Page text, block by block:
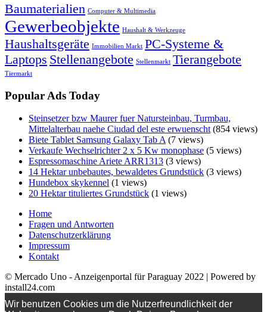
Baumaterialien Computer & Multimedia
Gewerbeobjekte Haushalt & Werkzeuge
Haushaltsgeräte Immobilien Markt PC-Systeme &
Laptops Stellenangebote Stellenmarkt Tierangebote
Tiermarkt
Popular Ads Today
Steinsetzer bzw Maurer fuer Natursteinbau, Turmbau,
Mittelalterbau naehe Ciudad del este erwuenscht (854 views)
Biete Tablet Samsung Galaxy Tab A (7 views)
Verkaufe Wechselrichter 2 x 5 Kw monophase (5 views)
Espressomaschine Ariete ARR1313 (3 views)
14 Hektar unbebautes, bewaldetes Grundstück (3 views)
Hundebox skykennel (1 views)
20 Hektar tituliertes Grundstück (1 views)
Home
Fragen und Antworten
Datenschutzerklärung
Impressum
Kontakt
© Mercado Uno - Anzeigenportal für Paraguay 2022 | Powered by
install24.com
Wir benutzen Cookies um die Nutzerfreundlichkeit der